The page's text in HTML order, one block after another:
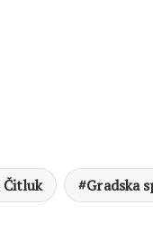
Čitluk Gradska